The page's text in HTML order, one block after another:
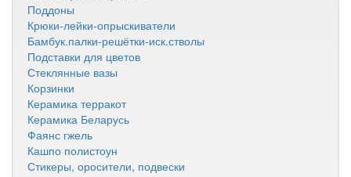
Поддоны
Крюки-лейки-опрыскиватели
Бамбук.палки-решётки-иск.стволы
Подставки для цветов
Стеклянные вазы
Корзинки
Керамика терракот
Керамика Беларусь
Фаянс гжель
Кашпо полистоун
Стикеры, оросители, подвески